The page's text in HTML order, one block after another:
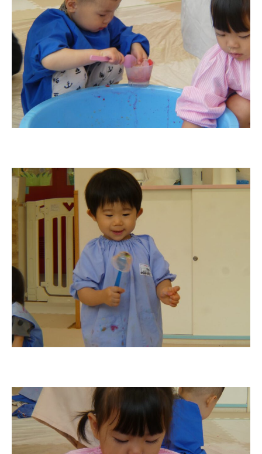
お知らせ
今日の幼稚園
園児募集要項
園のこと
園舎案内